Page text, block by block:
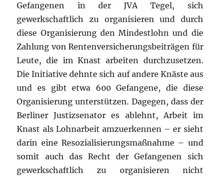
Gefangenen in der JVA Tegel, sich
gewerkschaftlich zu organisieren und durch
diese Organisierung den Mindestlohn und die
Zahlung von Rentenversicherungsbeiträgen für
Leute, die im Knast arbeiten durchzusetzen.
Die Initiative dehnte sich auf andere Knäste aus
und es gibt etwa 600 Gefangene, die diese
Organisierung unterstützen. Dagegen, dass der
Berliner Justizsenator es ablehnt, Arbeit im
Knast als Lohnarbeit amzuerkennen – er sieht
darin eine Resozialisierungsmaßnahme – und
somit auch das Recht der Gefangenen sich
gewerkschaftlich zu organisieren nicht